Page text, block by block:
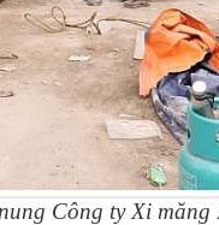
Công ty Xi